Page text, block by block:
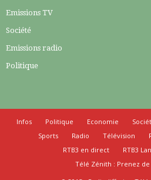
Emissions TV
Société
Emissions radio
Politique
Infos Politique Economie
Sports
Radio Télévision
RTB3 en direct
RTB3
Télé Zénith : Prenez de